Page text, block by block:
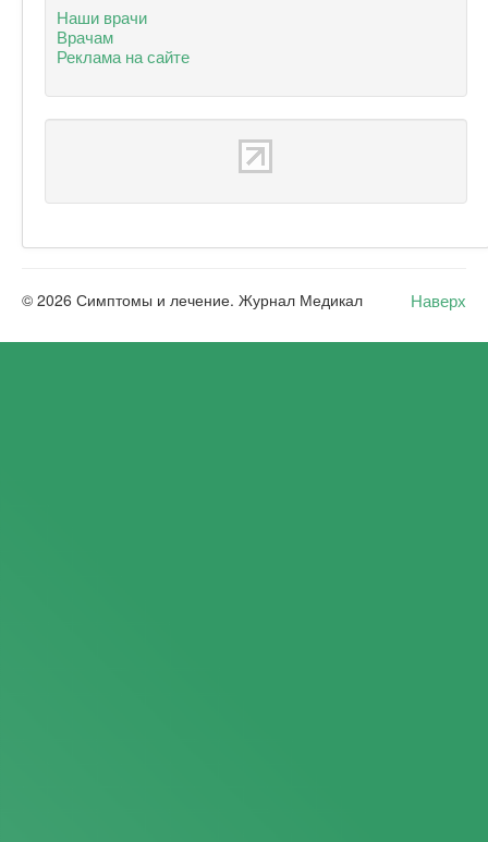
Наши врачи
Врачам
Реклама на сайте
Наверх
© 2026 Симптомы и лечение. Журнал Медикал